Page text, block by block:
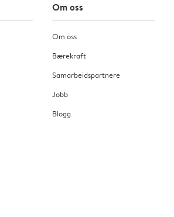
Om oss
Om oss
Bærekraft
Samarbeidspartnere
Jobb
Blogg